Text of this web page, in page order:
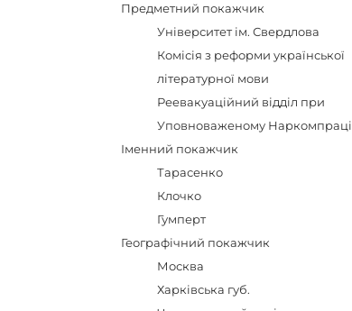
Предметний покажчик
Університет ім. Свердлова
Комісія з реформи української
літературної мови
Реевакуаційний відділ при
Уповноваженому Наркомпраці
Іменний покажчик
Тарасенко
Клочко
Гумперт
Географічний покажчик
Москва
Харківська губ.